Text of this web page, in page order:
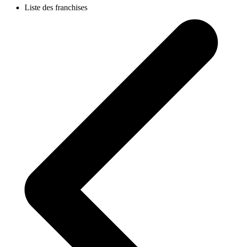
Liste des franchises